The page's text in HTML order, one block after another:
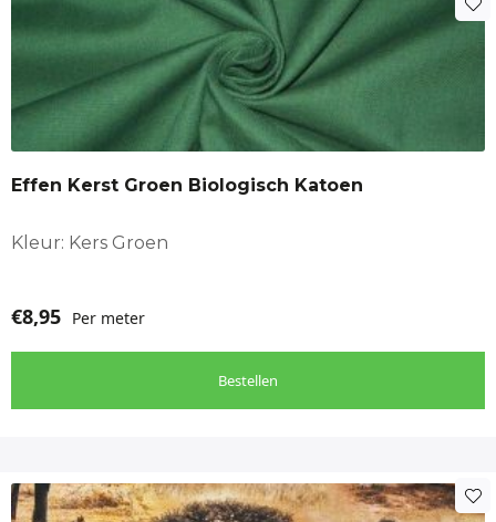
Effen Kerst Groen Biologisch Katoen
Kleur: Kers Groen
€8,95 Per meter
Bestellen